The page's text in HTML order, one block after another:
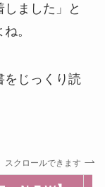
ました」と
。
をじっくり読
スクロールできます